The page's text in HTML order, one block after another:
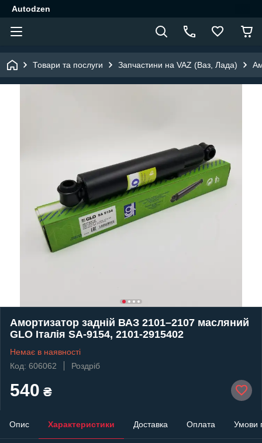
Autodzen
Товари та послуги Запчастини на VAZ (Ваз, Лада)
Амортизатор задній ВАЗ 2101–2107 масляний
GLO Італія SA-9154, 2101-2915402
Немає в наявності
Код: 606062
Роздріб
540 ₴
Опис Характеристики Доставка Оплата Умови